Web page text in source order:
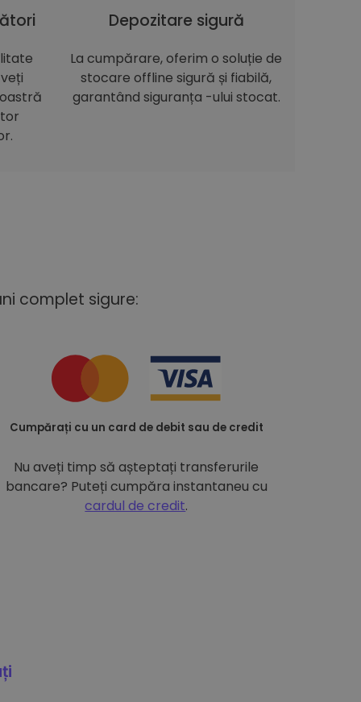
Depozitare sigură
La cumpărare, oferim o soluție de
stocare offline sigură și fiabilă,
garantând siguranța -ului stocat.
complet sigure:
Cumpărați cu un card de debit sau de credit
Nu aveți timp să așteptați transferurile
bancare? Puteți cumpăra instantaneu cu
cardul de credit.